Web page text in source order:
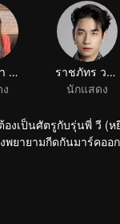
วีริณฐ์ศรา ตั้งกิจสุวานิช
ราชภัทร วรสาร
นักแสดง
เป็นศัตรูกับรุ่นพี่ วี (
ยายามกีดกันมาร์คออ
ธ์ต่อกันในค่ำคืนหนึ่ง